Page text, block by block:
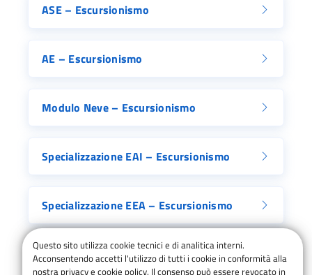
ASE – Escursionismo
AE – Escursionismo
Modulo Neve – Escursionismo
Specializzazione EAI – Escursionismo
Specializzazione EEA – Escursionismo
Questo sito utilizza cookie tecnici e di analitica interni.
Acconsentendo accetti l'utilizzo di tutti i cookie in conformità alla
nostra privacy e cookie policy. Il consenso può essere revocato in